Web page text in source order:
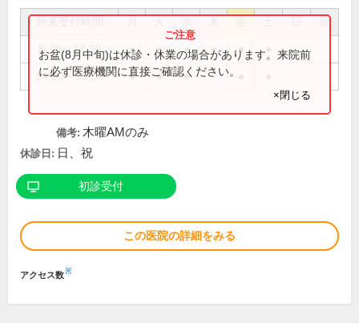
祝
8:30～12:30 ● ● ● ● ●
14:00～19:00 ● ● ●
お盆(8月中旬)は休診・休業の場合があります。来院前
に必ず医療機関に直接ご確認ください。
×閉じる
備考: 木曜AMのみ
休診日: 日、祝
初診受付
この医院の詳細をみる
アクセス数※